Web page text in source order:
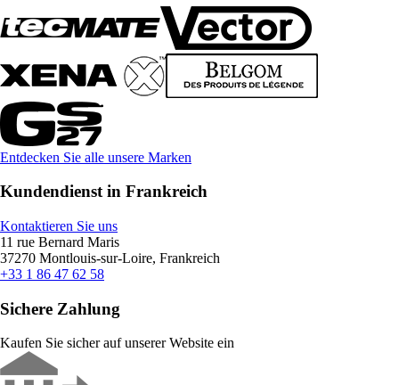
Entdecken Sie alle unsere Marken
Kundendienst in Frankreich
Kontaktieren Sie uns
11 rue Bernard Maris
37270 Montlouis-sur-Loire, Frankreich
+33 1 86 47 62 58
Sichere Zahlung
Kaufen Sie sicher auf unserer Website ein